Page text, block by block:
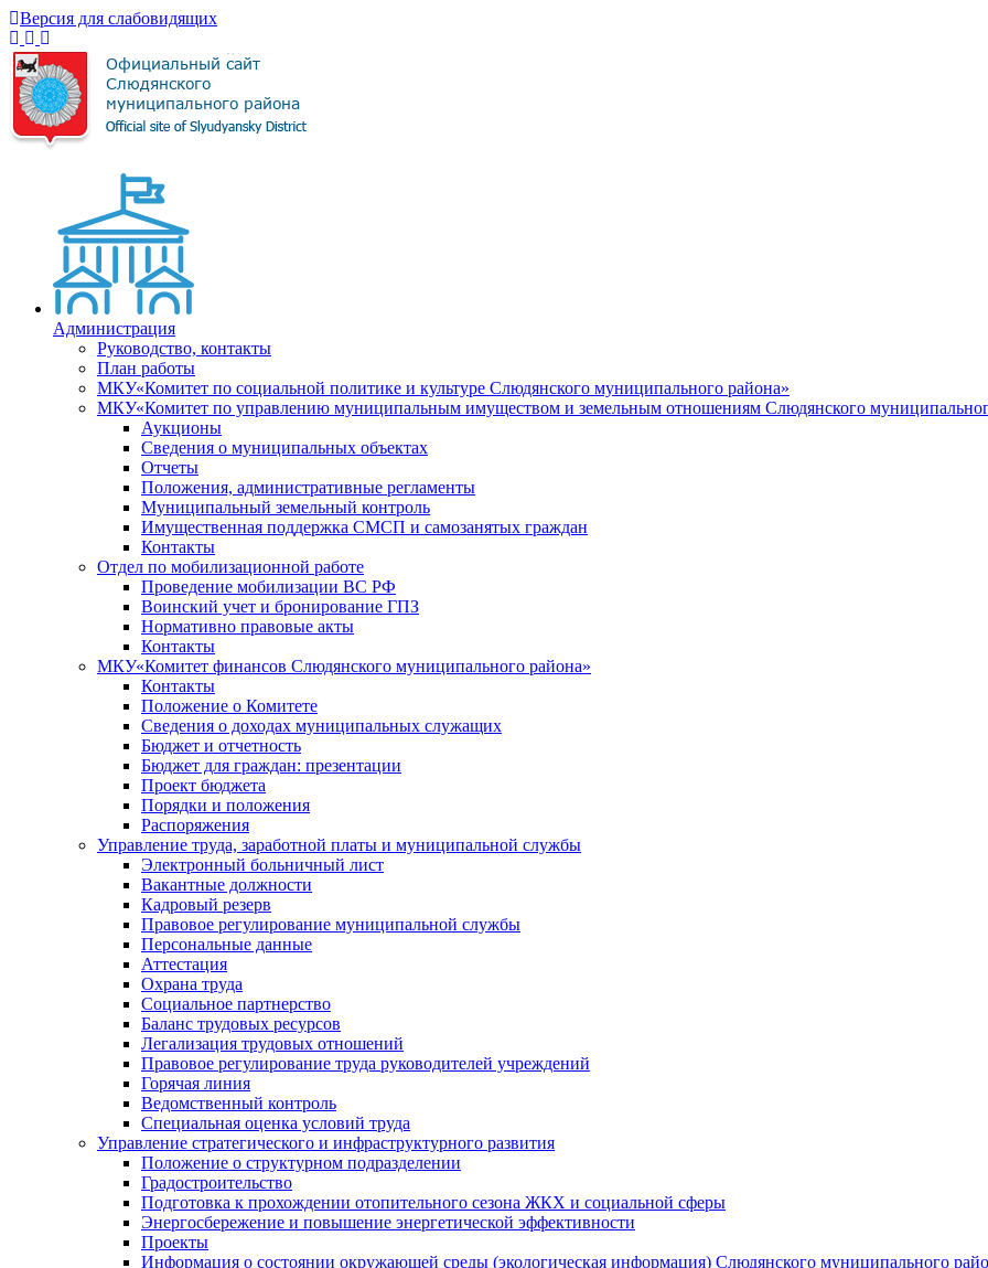
Версия для слабовидящих
Администрация
Руководство, контакты
План работы
МКУ«Комитет по социальной политике и культуре Слюдянского муниципального района»
МКУ«Комитет по управлению муниципальным имуществом и земельным отношениям Слюдянского
Аукционы
Сведения о муниципальных объектах
Отчеты
Положения, административные регламенты
Муниципальный земельный контроль
Имущественная поддержка СМСП и самозанятых граждан
Контакты
Отдел по мобилизационной работе
Проведение мобилизации ВС РФ
Воинский учет и бронирование ГПЗ
Нормативно правовые акты
Контакты
МКУ«Комитет финансов Слюдянского муниципального района»
Контакты
Положение о Комитете
Сведения о доходах муниципальных служащих
Бюджет и отчетность
Бюджет для граждан: презентации
Проект бюджета
Порядки и положения
Распоряжения
Управление труда, заработной платы и муниципальной службы
Электронный больничный лист
Вакантные должности
Кадровый резерв
Правовое регулирование муниципальной службы
Персональные данные
Аттестация
Охрана труда
Социальное партнерство
Баланс трудовых ресурсов
Легализация трудовых отношений
Правовое регулирование труда руководителей учреждений
Горячая линия
Ведомственный контроль
Специальная оценка условий труда
Управление стратегического и инфраструктурного развития
Положение о структурном подразделении
Градостроительство
Подготовка к прохождении отопительного сезона ЖКХ и социальной сферы
Энергосбережение и повышение энергетической эффективности
Проекты
Информация о состоянии окружающей среды (экологическая информация) Слюдянского муниципального